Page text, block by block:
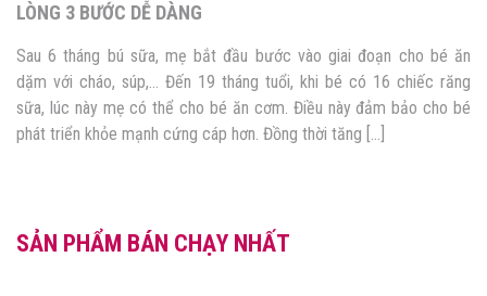
LÒNG 3 BƯỚC DỄ DÀNG
Sau 6 tháng bú sữa, mẹ bắt đầu bước vào giai đoạn cho bé ăn
dặm với cháo, súp,… Đến 19 tháng tuổi, khi bé có 16 chiếc răng
sữa, lúc này mẹ có thể cho bé ăn cơm. Điều này đảm bảo cho bé
phát triển khỏe mạnh cứng cáp hơn. Đồng thời tăng […]
SẢN PHẨM BÁN CHẠY NHẤT